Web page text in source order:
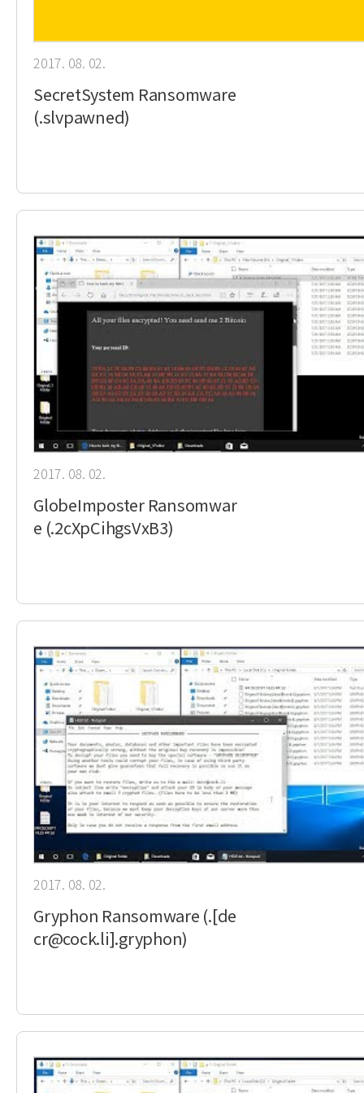
2017. 08. 02.
SecretSystem Ransomware
(.slvpawned)
2017. 08. 02.
GlobeImposter Ransomwar
e (.2cXpCihgsVxB3)
2017. 08. 02.
Gryphon Ransomware (.[de
cr@cock.li].gryphon)